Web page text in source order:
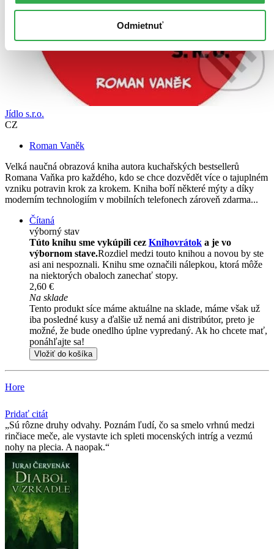
Odmietnuť
Jídlo s.r.o.
CZ
Roman Vaněk
Velká naučná obrazová kniha autora kuchařských bestsellerů
Romana Vaňka pro každého, kdo se chce dozvědět více o tajuplném
vzniku potravin krok za krokem. Kniha boří některé mýty a díky
moderním technologiím v mobilních telefonech zároveň zdarma...
Čítaná
výborný stav
Túto knihu sme vykúpili cez Knihovrátok a je vo
výbornom stave.Rozdiel medzi touto knihou a novou by ste
asi ani nespoznali. Knihu sme označili nálepkou, ktorá môže
na niektorých obaloch zanechať stopy.
2,60 €
Na sklade
Tento produkt síce máme aktuálne na sklade, máme však už
iba posledné kusy a ďalšie už nemá ani distribútor, preto je
možné, že bude onedlho úplne vypredaný. Ak ho chcete mať,
ponáhľajte sa!
Vložiť do košíka
Hore
Pridať citát
Sú rôzne druhy odvahy. Poznám ľudí, čo sa smelo vrhnú medzi
rinčiace meče, ale vystavte ich spleti mocenských intríg a vezmú
nohy na plecia. A naopak.